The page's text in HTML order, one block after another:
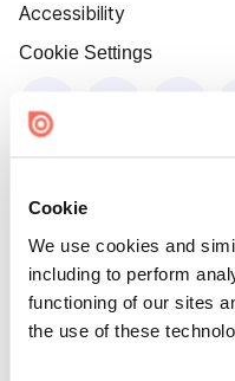
Cookie
We use cookies and
including to perform
functioning of our sites
the use of these
Accessibility
Cookie Settings